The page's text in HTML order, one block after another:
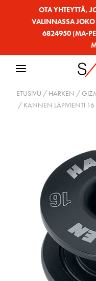
OTA YHTEYTTÄ,
VALINNASSA JOKO
6824950 (MA-
ETUSIVU / HARKEN /
/ KANNEN LÄPIVIENTI